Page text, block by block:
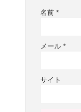
名前 *
メール *
サイト